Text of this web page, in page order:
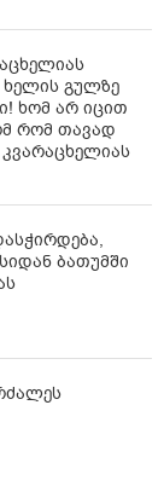
ხელის გულზე
ხომ არ იცით
რომ თავად
კვარაცხელიას
ბათუმში